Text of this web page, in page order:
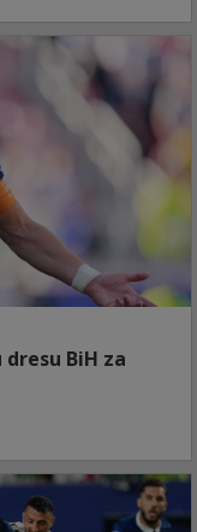
BiH za